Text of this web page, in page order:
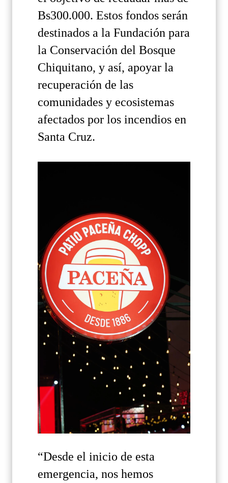
Bs300.000. Estos fondos serán
destinados a la Fundación para
la Conservación del Bosque
Chiquitano, y así, apoyar la
recuperación de las
comunidades y ecosistemas
afectados por los incendios en
Santa Cruz.
“Desde el inicio de esta
emergencia, nos hemos